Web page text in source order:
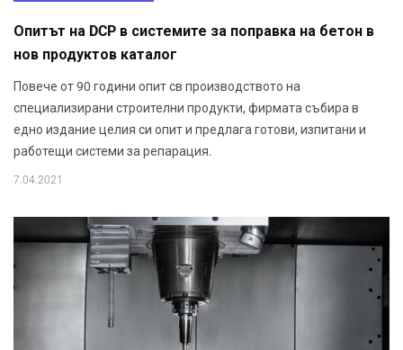
Опитът на DCP в системите за поправка на бетон в
нов продуктов каталог
Повече от 90 години опит св производството на
специализирани строителни продукти, фирмата събира в
едно издание целия си опит и предлага готови, изпитани и
работещи системи за репарация.
7.04.2021